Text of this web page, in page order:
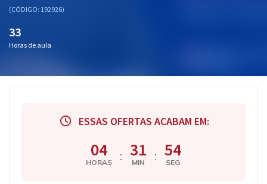
Aprovados
(CÓDIGO: 192926)
33
Horas de aula
ESSAS OFERTAS ACABAM EM:
04
HORAS : 31
MIN : 53
SEG